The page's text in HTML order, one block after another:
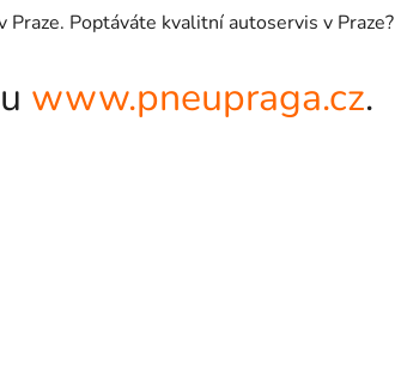
Poptáváte kvalitní autoservis v Praze?
www.pneupraga.cz.